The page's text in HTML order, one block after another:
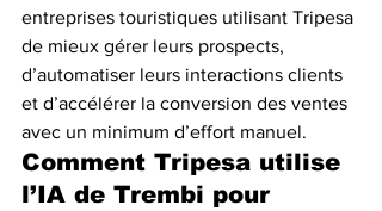
entreprises touristiques utilisant Tripesa
de mieux gérer leurs prospects,
d’automatiser leurs interactions clients
et d’accélérer la conversion des ventes
avec un minimum d’effort manuel.
Comment Tripesa utilise
l’IA de Trembi pour